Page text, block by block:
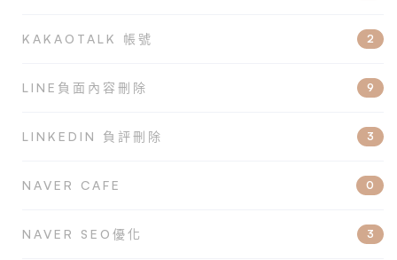
KAKAOTALK 帳號 2
LINE負面內容刪除 9
LINKEDIN 負評刪除 3
NAVER CAFE 0
NAVER SEO優化 3